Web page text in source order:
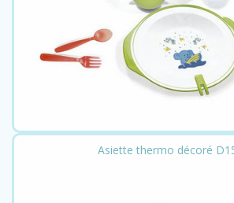
Asiette thermo décoré